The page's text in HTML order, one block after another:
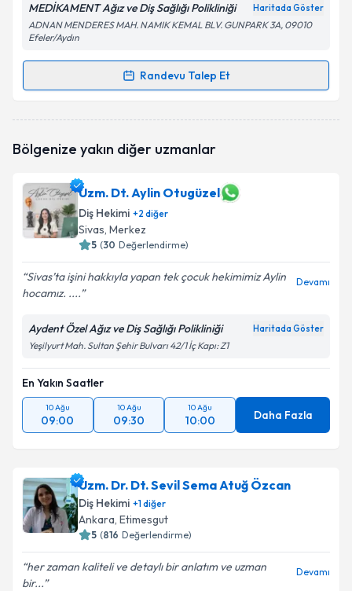
Kişisel verilerimin işlenmesine ilişkin
Aydınlatma
Metni'ni okudum ve kişisel verilerimin belirtilen
kapsamda işlenmesini kabul ediyorum.
Takvim Talebini Gönder
MEDİKAMENT Ağız ve Diş Sağlığı Polikliniği Haritada Göster
ADNAN MENDERES MAH. NAMIK KEMAL BLV. GUNPARK 3A, 09010
Efeler/Aydın
Randevu Talep Et
Randevu Takvimi Talebi
oluşturun. Size bu uzmandan randevu almanız için bir
E-posta Adresiniz
Kişisel verilerimin işlenmesine ilişkinAydınlatma
Metni
Takvim Talebini Gönder
Bölgenize yakın diğer uzmanlar
Uzm. Dt. Aylin Otugüzel
Diş Hekimi +2 diğer
Sivas, Merkez
5 (30 Değerlendirme)
Sivas’ta işini hakkıyla yapan tek çocuk hekimimiz Aylin
hocamız. ....
Devamı
Aydent Özel Ağız ve Diş Sağlığı Polikliniği Haritada Göster
Yeşilyurt Mah. Sultan Şehir Bulvarı 42/1 İç Kapı: Z1
En Yakın Saatler
10 Ağu
09:00
10 Ağu
09:30
10 Ağu
10:00 Daha Fazla
Uzm. Dr. Dt. Sevil Sema Atuğ Özcan
Diş Hekimi +1diğer
Ankara, Etimesgut
5 (816 Değerlendirme)
her zaman kaliteli ve detaylı bir anlatım ve uzman
bir...
Devamı